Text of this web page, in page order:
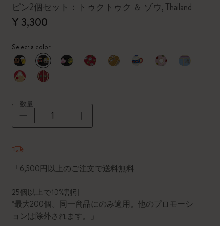
ピン2個セット：トゥクトゥク ＆ ゾウ, Thailand
¥ 3,300
Select a color
選択済
*選択したカラー
数量
「6,500円以上のご注文で送料無料
25個以上で10%割引
*最大200個。同一商品にのみ適用。他のプロモーシ
ョンは除外されます。」